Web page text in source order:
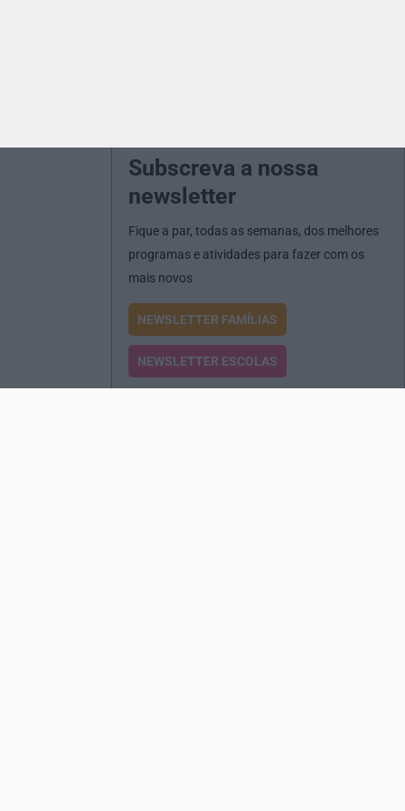
Subscreva a nossa
newsletter
Fique a par, todas as semanas, dos melhores
programas e atividades para fazer com os
mais novos
NEWSLETTER FAMÍLIAS
NEWSLETTER ESCOLAS